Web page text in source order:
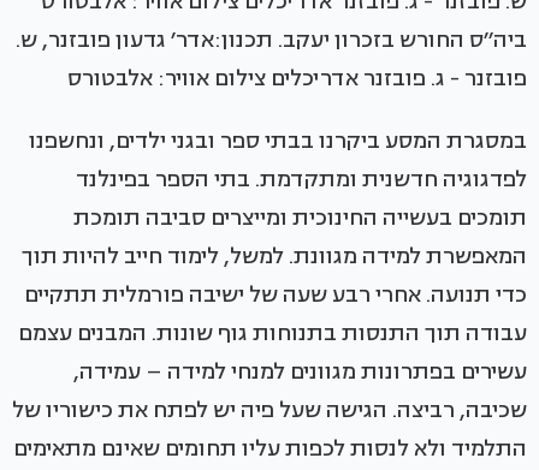
ביה׳׳ס החורש בזכרון יעקב. תכנון:אדר׳ גדעון פובזנר, ש.
פובזנר - ג. פובזנר אדריכלים צילום אוויר: אלבטורס
במסגרת המסע ביקרנו בבתי ספר ובגני ילדים, ונחשפנו
לפדגוגיה חדשנית ומתקדמת. בתי הספר בפינלנד
תומכים בעשייה החינוכית ומייצרים סביבה תומכת
המאפשרת למידה מגוונת. למשל, לימוד חייב להיות תוך
כדי תנועה. אחרי רבע שעה של ישיבה פורמלית תתקיים
עבודה תוך התנסות בתנוחות גוף שונות. המבנים עצמם
עשירים בפתרונות מגוונים למנחי למידה – עמידה,
שכיבה, רביצה. הגישה שעל פיה יש לפתח את כישוריו של
התלמיד ולא לנסות לכפות עליו תחומים שאינם מתאימים